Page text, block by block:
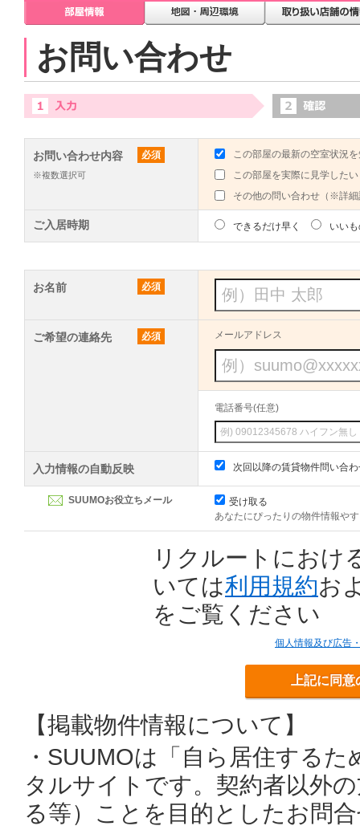
お問い合わせ
お問い合わせ内容 必須
※複数選択可
この部屋の最新の空室状況
この部屋を実際に見学したい
その他の問い合わせ（※詳
ご入居時期 できるだけ早く いい
お名前 必須
ご希望の連絡先 必須 メールアドレス
電話番号(任意)
入力情報の自動反映 次回以降の賃貸物件問い合
SUUMOお役立ちメール
受け取る
あなたにぴったりの物件情報や
リクルートにおけ
いては利用規約お
をご覧ください
個人情報及び広告
上記に同
【掲載物件情報について】
・SUUMOは「自ら居住する
タルサイトです。契約者以外
る等）ことを目的としたお問